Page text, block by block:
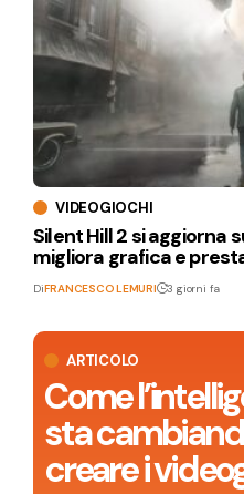
ARTICOLO
Come
sta
creare i
VIDEOGIOCHI
Silent Hill 2 si aggiorna
migliora grafica e
DiFRANCESCO LEMURI 3 giorni fa